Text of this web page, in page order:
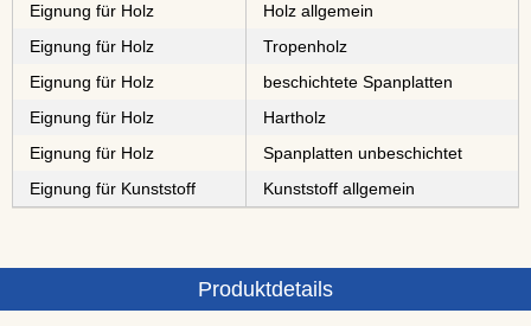
Eignung für Holz
Holz allgemein
Eignung für Holz
⁠⁠⁠⁠⁠Tropenholz
Eignung für Holz
⁠⁠⁠⁠⁠⁠⁠⁠⁠⁠beschichtete Spanplatten
Eignung für Holz
⁠⁠⁠Hartholz
Eignung für Holz
⁠⁠⁠⁠⁠⁠⁠⁠Spanplatten unbeschichtet
Eignung für Kunststoff
Kunststoff allgemein
Produktdetails